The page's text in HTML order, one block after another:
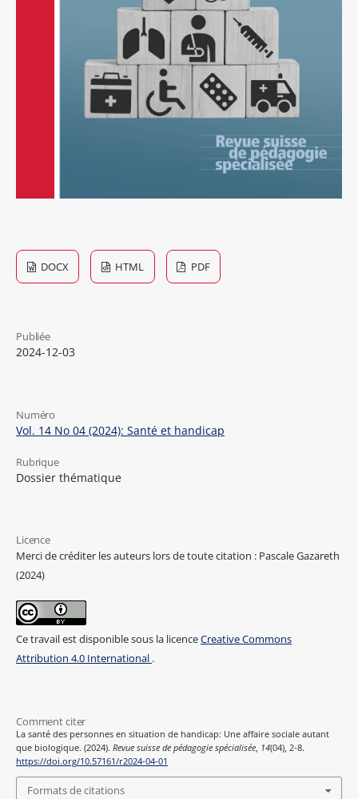
DOCX HTML PDF
Publiée
2024-12-03
Numéro
Vol. 14 No 04 (2024): Santé et handicap
Rubrique
Dossier thématique
Licence
Merci de créditer les auteurs lors de toute citation : Pascale Gazareth
(2024)
Ce travail est disponible sous la licenceCreative Commons
Attribution 4.0 International .
Comment citer
La santé des personnes en situation de handicap: Une affaire sociale autant
que biologique. (2024). Revue suisse de pédagogie spécialisée, 14(04), 2-8.
https://doi.org/10.57161/r2024-04-01
Formats de citations